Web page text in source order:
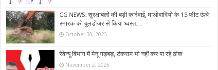
CG NEWS: सुरक्षाबलों की बड़ी कार्रवाई, माओवादियों के 15 फीट ऊंचे
स्मारक को बुलडोजर से किया ध्वस्त…
October 30, 2025
रेवेन्यू विभाग में मेनू गड़बड़, टंकराम भी नहीं कर पा रहे ठीक
November 2, 2025